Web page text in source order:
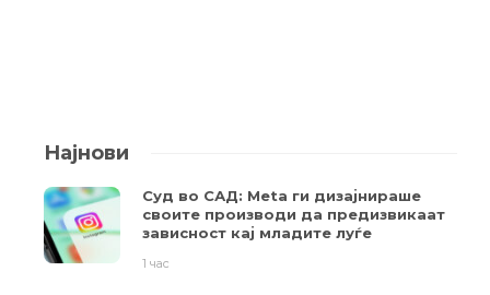
Најнови
Суд во САД: Meta ги дизајнираше
своите производи да предизвикаат
зависност кај младите луѓе
1 час